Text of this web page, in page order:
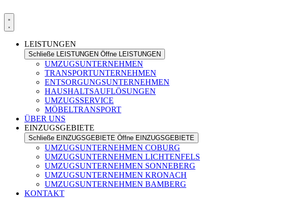
LEISTUNGEN
Schließe LEISTUNGEN Öffne LEISTUNGEN
UMZUGSUNTERNEHMEN
TRANSPORTUNTERNEHMEN
ENTSORGUNGSUNTERNEHMEN
HAUSHALTSAUFLÖSUNGEN
UMZUGSSERVICE
MÖBELTRANSPORT
ÜBER UNS
EINZUGSGEBIETE
Schließe EINZUGSGEBIETE Öffne EINZUGSGEBIETE
UMZUGSUNTERNEHMEN COBURG
UMZUGSUNTERNEHMEN LICHTENFELS
UMZUGSUNTERNEHMEN SONNEBERG
UMZUGSUNTERNEHMEN KRONACH
UMZUGSUNTERNEHMEN BAMBERG
KONTAKT